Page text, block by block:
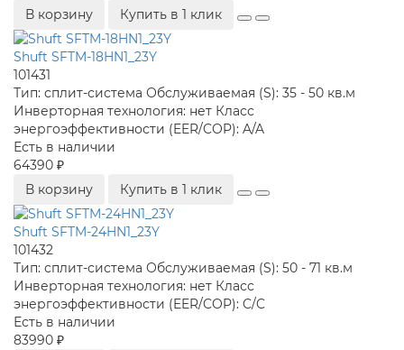
В корзину
Купить в 1 клик
Shuft SFTM-18HN1_23Y
101431
Тип: сплит-система Обслуживаемая (S): 35 - 50 кв.м
Инверторная технология: нет Класс
энергоэффективности (EER/COP): A/A
Есть в наличии
64390 ₽
В корзину
Купить в 1 клик
Shuft SFTM-24HN1_23Y
101432
Тип: сплит-система Обслуживаемая (S): 50 - 71 кв.м
Инверторная технология: нет Класс
энергоэффективности (EER/COP): C/C
Есть в наличии
83990 ₽